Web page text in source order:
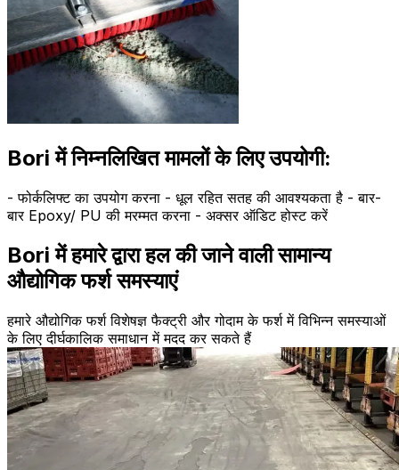
Bori में निम्नलिखित मामलों के लिए उपयोगी:
- फोर्कलिफ्ट का उपयोग करना - धूल रहित सतह की आवश्यकता है - बार-
बार Epoxy/ PU की मरम्मत करना - अक्सर ऑडिट होस्ट करें
Bori में हमारे द्वारा हल की जाने वाली सामान्य
औद्योगिक फर्श समस्याएं
हमारे औद्योगिक फर्श विशेषज्ञ फैक्ट्री और गोदाम के फर्श में विभिन्न समस्याओं
के लिए दीर्घकालिक समाधान में मदद कर सकते हैं